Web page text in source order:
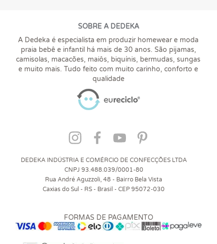
SOBRE A DEDEKA
A Dedeka é especialista em produzir homewear e moda
praia bebê e infantil há mais de 30 anos. São pijamas,
camisolas, macacões, maiôs, biquínis, bermudas, sungas
e muito mais. Tudo feito com muito carinho, conforto e
qualidade
DEDEKA INDÚSTRIA E COMÉRCIO DE CONFECÇÕES LTDA
CNPJ 93.488.039/0001-80
Rua André Aguzzoli, 48 - Bairro Bela Vista
Caxias do Sul - RS - Brasil - CEP 95072-030
FORMAS DE PAGAMENTO